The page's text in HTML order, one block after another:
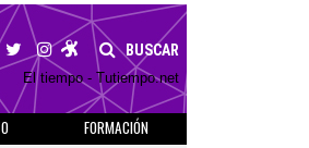
BUSCAR
El tiempo - Tutiempo.net
FORMACIÓN